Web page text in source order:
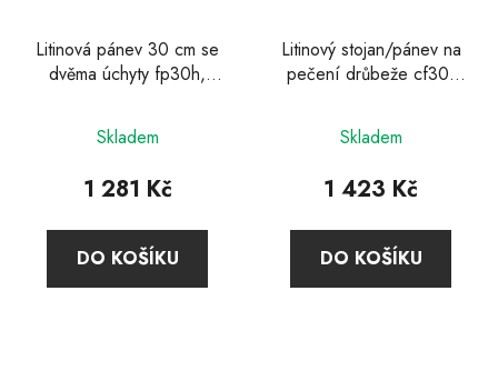
Litinová pánev 30 cm se
dvěma úchyty fp30h,
hodnocení
produktu
5,0
z
Skladem
1 281 Kč
DO KOŠÍKU
Litinový stojan/pánev na
pečení drůbeže cf30,
Skladem
1 423 Kč
DO KOŠÍKU